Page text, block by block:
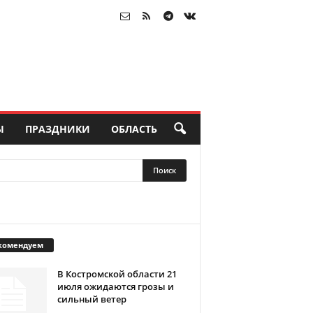
ПРАЗДНИКИ ОБЛАСТЬ
В Костромской области 21
июля ожидаются грозы и
сильный ветер